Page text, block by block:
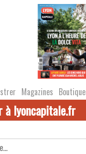
Magazines Boutique
à lyoncapitale.fr